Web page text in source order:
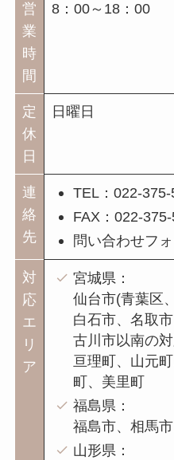
営
業
時
間
8：00～18：00
定
休
日
日曜日
連
絡
先
TEL：022-375-
FAX：022-
問い合わせフ
対
応
エ
リ
ア
宮城県：
仙台市(青葉区
白石市、名取
古川市以南の
亘理町、山元
町、美里町
福島県：
福島市、相馬
山形県：